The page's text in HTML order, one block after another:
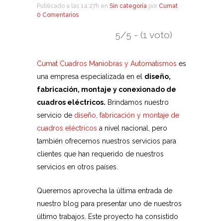
Publicado a las 14:27h en Sin categoría por Cumat
0 Comentarios
5/5 - (1 voto)
Cumat Cuadros Maniobras y Automatismos es
una empresa especializada en el diseño,
fabricación, montaje y conexionado de
cuadros eléctricos. Brindamos nuestro
servicio de diseño, fabricación y montaje de
cuadros eléctricos a nivel nacional, pero
también ofrecemos nuestros servicios para
clientes que han requerido de nuestros
servicios en otros países.
Queremos aprovecha la última entrada de
nuestro blog para presentar uno de nuestros
último trabajos. Este proyecto ha consistido